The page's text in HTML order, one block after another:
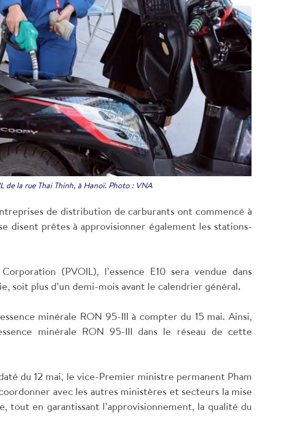
de la rue Thai Thinh, à Hanoï. Photo : VNA
de distribution de carburants ont commencé à
disent prêtes à approvisionner également les stations-
(PVOIL), l’essence E10 sera vendue dans
soit plus d’un demi-mois avant le calendrier général.
minérale RON 95-III à compter du 15 mai. Ainsi,
minérale RON 95-III dans le réseau de cette
du 12 mai, le vice-Premier ministre permanent Pham
avec les autres ministères et secteurs la mise
tout en garantissant l’approvisionnement, la qualité du